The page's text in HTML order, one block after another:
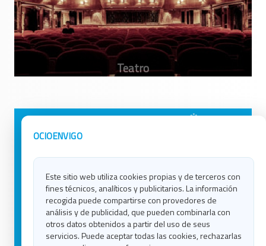
OCIOENVIGO
Este sitio web utiliza cookies propias y de terceros con
fines técnicos, analíticos y publicitarios. La información
recogida puede compartirse con provedores de
análisis y de publicidad, que pueden combinarla con
otros datos obtenidos a partir del uso de seus
servicios. Puede aceptar todas las cookies, rechazarlas
Avisos Legales
Contacto
Política de Cookies
Ocio en Lugo
Ocio en Ourense
Ocio en Pontevedra
Ocio en Santiago
Ocio en Vigo